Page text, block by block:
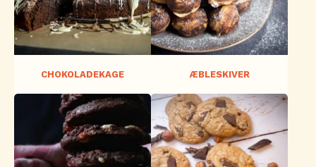
CHOKOLADEKAGE ÆBLESKIVER